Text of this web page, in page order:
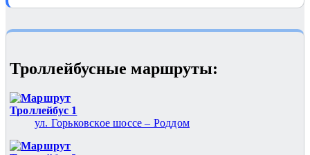
Троллейбусные маршруты:
Троллейбус 1
ул. Горьковское шоссе – Роддом